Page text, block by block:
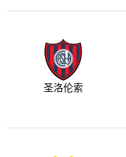
圣洛伦索